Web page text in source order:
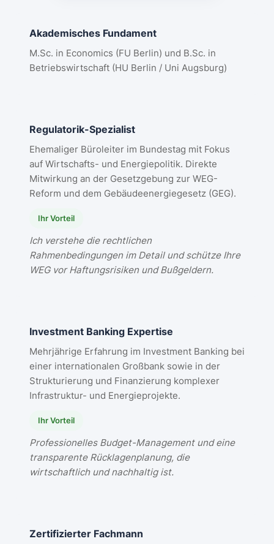
Akademisches Fundament
M.Sc. in Economics (FU Berlin) und B.Sc. in
Betriebswirtschaft (HU Berlin / Uni Augsburg)
Regulatorik-Spezialist
Ehemaliger Büroleiter im Bundestag mit Fokus
auf Wirtschafts- und Energiepolitik. Direkte
Mitwirkung an der Gesetzgebung zur WEG-
Reform und dem Gebäudeenergiegesetz (GEG).
Ihr Vorteil
Ich verstehe die rechtlichen
Rahmenbedingungen im Detail und schütze Ihre
WEG vor Haftungsrisiken und Bußgeldern.
Investment Banking Expertise
Mehrjährige Erfahrung im Investment Banking bei
einer internationalen Großbank sowie in der
Strukturierung und Finanzierung komplexer
Infrastruktur- und Energieprojekte.
Ihr Vorteil
Professionelles Budget-Management und eine
transparente Rücklagenplanung, die
wirtschaftlich und nachhaltig ist.
Zertifizierter Fachmann